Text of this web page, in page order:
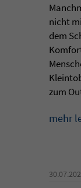
nicht
dem
zum
mehr